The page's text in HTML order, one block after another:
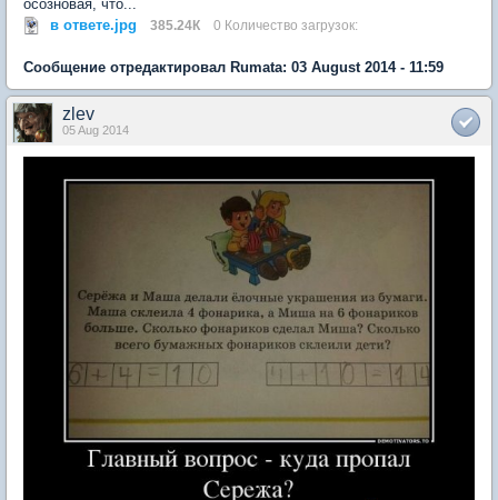
осозновая, что...
в ответе.jpg
385.24К 0 Количество загрузок:
Сообщение отредактировал Rumata: 03 August 2014 - 11:59
zlev
05 Aug 2014